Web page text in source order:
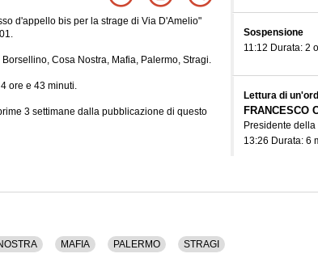
d'appello bis per la strage di Via D'Amelio"
Cosa Nostra, Mafia, Palermo, Stragi.
ore e 43 minuti.
3 settimane dalla pubblicazione di questo
Sospensione
11:12 Durata: 2
Lettura di
FRANCESCO
Presidente
13:26 Durata: 6
MAFIA PALERMO STRAGI